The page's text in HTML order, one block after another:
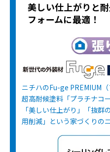
美しい仕上がりと
フォームに最適！
ニチハのFu-ge PREMIUM
超高耐候塗料「プラチナコ
「美しい仕上がり」「抜
用削減」という家づくりの